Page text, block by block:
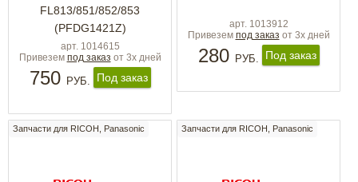
FL813/851/852/853
(PFDG1421Z)
арт. 1014615
Привезем под заказ от 3х дней
750 РУБ. Под заказ
арт. 1013912
Привезем под заказ от 3х дней
280 РУБ. Под заказ
Запчасти для RICOH, Panasonic Запчасти для RICOH, Panasonic